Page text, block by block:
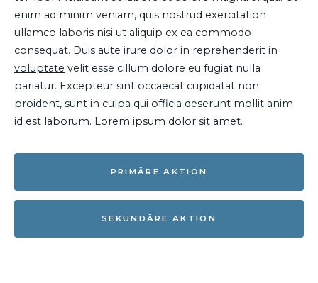
enim ad minim veniam, quis nostrud exercitation
ullamco laboris nisi ut aliquip ex ea commodo
consequat. Duis aute irure dolor in reprehenderit in
voluptate velit esse cillum dolore eu fugiat nulla
pariatur. Excepteur sint occaecat cupidatat non
proident, sunt in culpa qui officia deserunt mollit anim
id est laborum. Lorem ipsum dolor sit amet.
PRIMÄRE AKTION
SEKUNDÄRE AKTION